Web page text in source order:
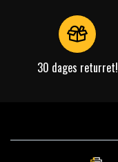
30 dages returret!